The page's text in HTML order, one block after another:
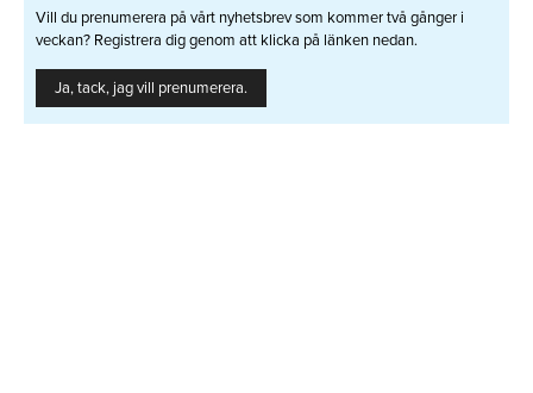
Vill du prenumerera på vårt nyhetsbrev som kommer två gånger i
veckan? Registrera dig genom att klicka på länken nedan.
Ja, tack, jag vill prenumerera.